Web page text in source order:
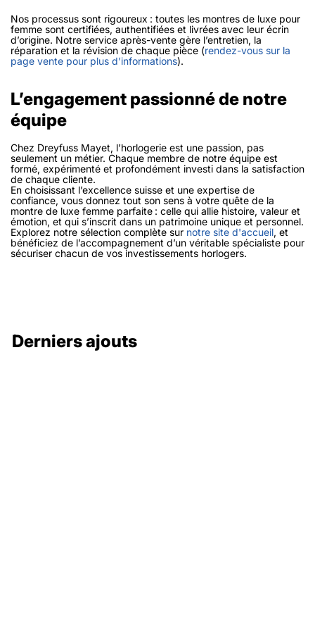
Nos processus sont rigoureux : toutes les montres de luxe pour
femme sont certifiées, authentifiées et livrées avec leur écrin
d’origine. Notre service après-vente gère l’entretien, la
réparation et la révision de chaque pièce (rendez-vous sur la
page vente pour plus d’informations).
L’engagement passionné de notre
équipe
Chez Dreyfuss Mayet, l’horlogerie est une passion, pas
seulement un métier. Chaque membre de notre équipe est
formé, expérimenté et profondément investi dans la satisfaction
de chaque cliente.
En choisissant l’excellence suisse et une expertise de
confiance, vous donnez tout son sens à votre quête de la
montre de luxe femme parfaite : celle qui allie histoire, valeur et
émotion, et qui s’inscrit dans un patrimoine unique et personnel.
Explorez notre sélection complète sur notre site d'accueil, et
bénéficiez de l’accompagnement d’un véritable spécialiste pour
sécuriser chacun de vos investissements horlogers.
Derniers ajouts